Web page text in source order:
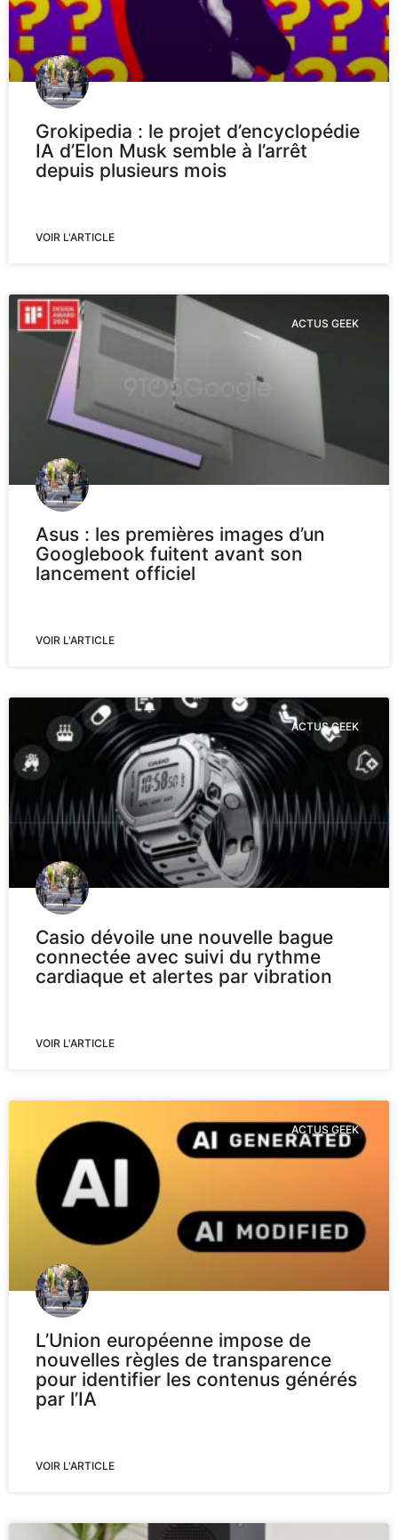
Grokipedia : le projet d’encyclopédie
IA d’Elon Musk semble à l’arrêt
depuis plusieurs mois
VOIR L'ARTICLE
ACTUS GEEK
Asus : les premières images d’un
Googlebook fuitent avant son
lancement officiel
VOIR L'ARTICLE
ACTUS GEEK
Casio dévoile une nouvelle bague
connectée avec suivi du rythme
cardiaque et alertes par vibration
VOIR L'ARTICLE
ACTUS GEEK
L’Union européenne impose de
nouvelles règles de transparence
pour identifier les contenus générés
par l’IA
VOIR L'ARTICLE